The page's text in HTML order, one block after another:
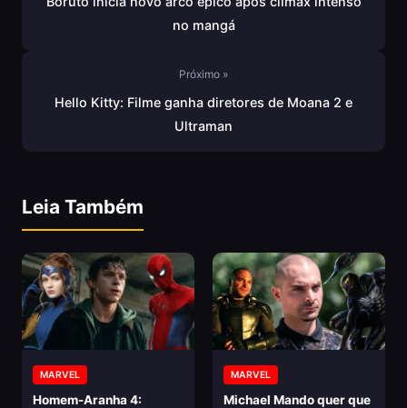
no mangá
Próximo »
Hello Kitty: Filme ganha diretores de Moana 2 e
Ultraman
Leia Também
MARVEL
Homem-Aranha 4:
MARVEL
Michael Mando quer que